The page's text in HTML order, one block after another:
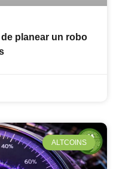
planear un robo
ALTCOINS